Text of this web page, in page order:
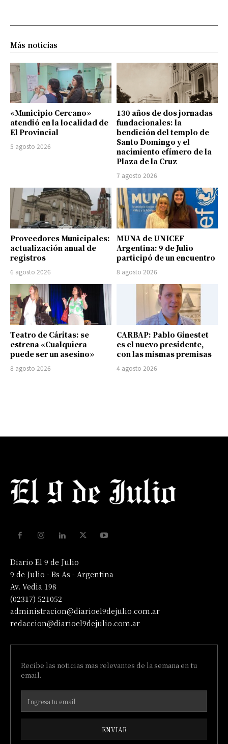
Más noticias
«Municipio Cercano»
atendió en la localidad de
El Provincial
5 agosto 2026
130 años de dos jornadas
fundacionales: la
bendición del templo de
Santo Domingo y el
nacimiento efímero de la
Plaza de la Cruz
7 agosto 2026
Proveedores Municipales:
actualización anual de
registros
6 agosto 2026
MUNA de UNICEF
Argentina: 9 de Julio
participó de un encuentro
8 agosto 2026
Teatro de Cáritas: se
estrena «Cualquiera
puede ser un asesino»
8 agosto 2026
CARBAP: Pablo Ginestet
es el nuevo presidente,
con las mismas premisas
4 agosto 2026
Diario El 9 de Julio
9 de Julio - Bs As - Argentina
Av. Vedia 198
(02317) 521052
administracion@diarioel9dejulio.com.ar
redaccion@diarioel9dejulio.com.ar
Recibe las noticias mas relevantes de la semana en tu
email.
ENVIAR